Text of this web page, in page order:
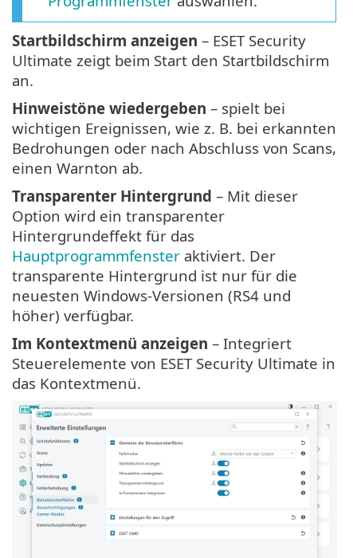
Startbildschirm anzeigen – ESET Security
Ultimate zeigt beim Start den Startbildschirm
an.
Hinweistöne wiedergeben – spielt bei
wichtigen Ereignissen, wie z. B. bei erkannten
Bedrohungen oder nach Abschluss von Scans,
einen Warnton ab.
Transparenter Hintergrund – Mit dieser
Option wird ein transparenter
Hintergrundeffekt für das
Hauptprogrammfenster aktiviert. Der
transparente Hintergrund ist nur für die
neuesten Windows-Versionen (RS4 und
höher) verfügbar.
Im Kontextmenü anzeigen – Integriert
Steuerelemente von ESET Security Ultimate in
das Kontextmenü.